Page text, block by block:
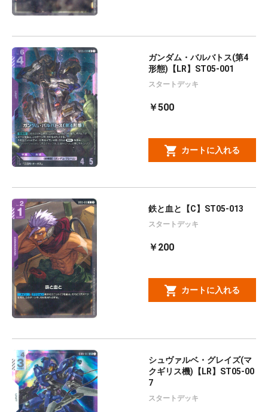
ガンダム・バルバトス(第4
形態)【LR】ST05-001
スタートデッキ
￥500
カートに入れる
鉄と血と【C】ST05-013
スタートデッキ
￥200
カートに入れる
シュヴァルベ・グレイズ(マ
クギリス機)【LR】ST05-00
7
スタートデッキ